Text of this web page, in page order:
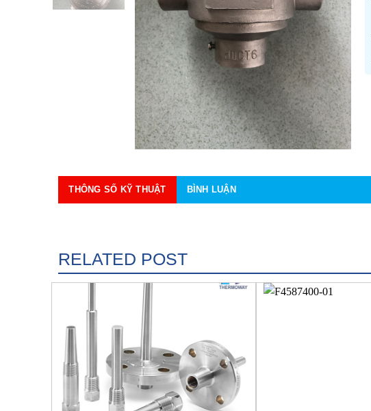
THÔNG SỐ KỸ THUẬT BÌNH LUẬN
RELATED POST